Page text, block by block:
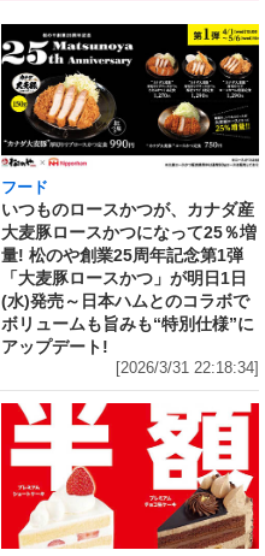
フード
いつものロースかつが、カナダ産
大麦豚ロースかつになって25％増
量! 松のや創業25周年記念第1弾
「大麦豚ロースかつ」が明日1日
(水)発売～日本ハムとのコラボで
ボリュームも旨みも“特別仕様”に
アップデート!
[2026/3/31 22:18:34]